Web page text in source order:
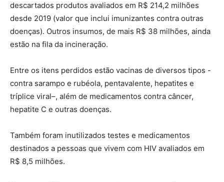
descartados produtos avaliados em R$ 214,2 milhões
desde 2019 (valor que inclui imunizantes contra outras
doenças). Outros insumos, de mais R$ 38 milhões, ainda
estão na fila da incineração.
Entre os itens perdidos estão vacinas de diversos tipos -
contra sarampo e rubéola, pentavalente, hepatites e
tríplice viral–, além de medicamentos contra câncer,
hepatite C e outras doenças.
Também foram inutilizados testes e medicamentos
destinados a pessoas que vivem com HIV avaliados em
R$ 8,5 milhões.